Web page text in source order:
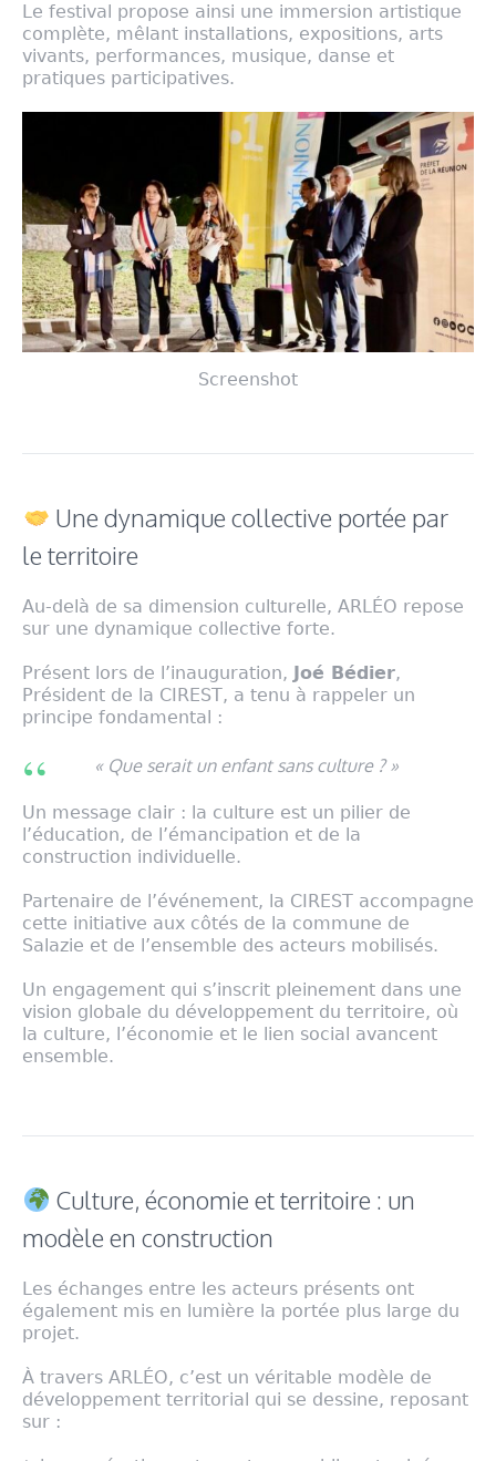
Le festival propose ainsi une immersion artistique
complète, mêlant installations, expositions, arts
vivants, performances, musique, danse et
pratiques participatives.
Screenshot
Une dynamique collective portée par
le territoire
Au-delà de sa dimension culturelle, ARLÉO repose
sur une dynamique collective forte.
Présent lors de l’inauguration, Joé Bédier,
Président de la CIREST, a tenu à rappeler un
principe fondamental :
« Que serait un enfant sans culture ? »
Un message clair : la culture est un pilier de
l’éducation, de l’émancipation et de la
construction individuelle.
Partenaire de l’événement, la CIREST accompagne
cette initiative aux côtés de la commune de
Salazie et de l’ensemble des acteurs mobilisés.
Un engagement qui s’inscrit pleinement dans une
vision globale du développement du territoire, où
la culture, l’économie et le lien social avancent
ensemble.
Culture, économie et territoire : un
modèle en construction
Les échanges entre les acteurs présents ont
également mis en lumière la portée plus large du
projet.
À travers ARLÉO, c’est un véritable modèle de
développement territorial qui se dessine, reposant
sur :